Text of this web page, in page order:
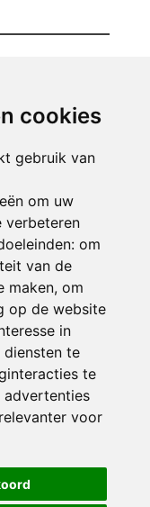
cookies
gebruik van
om uw
verbeteren
om
van de
maken, om
op de website
in
te
te
advertenties
voor
LEEGMAKEN
APPARTEMENT
athus
LEEGMAKEN
APPARTEMENT
semois
LEEGMAKEN